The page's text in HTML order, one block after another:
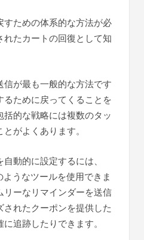
すための体系的な方法が必
たカートの回復として知
信が最も一般的な方法です
ために戻ってくることを
的な戦略には複数のタッ
がよくあります。
動的に設定するには、
ようなツールを使用できま
ーなリマインダーを送信
されたクーポンを提供した
追跡したりできます。